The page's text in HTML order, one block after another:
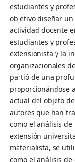
estudiantes y
objetivo diseñar un
actividad docente
estudiantes y
extensionista y la
organizacionales
partió de una
proporcionándose
actual del objeto
autores que han
como el análisis de
extensión
materialista, se
como el análisis